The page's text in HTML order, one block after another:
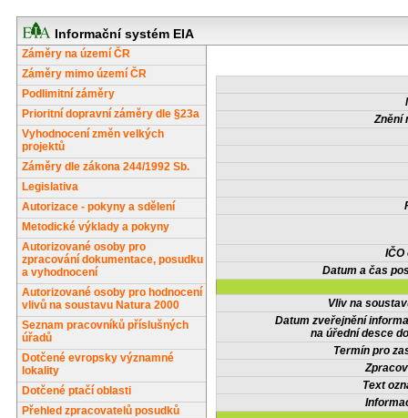
Informační systém EIA
Záměry na území ČR
Záměry mimo území ČR
Podlimitní záměry
Prioritní dopravní záměry dle §23a
Vyhodnocení změn velkých
projektů
Záměry dle zákona 244/1992 Sb.
Legislativa
Autorizace - pokyny a sdělení
Metodické výklady a pokyny
Autorizované osoby pro
zpracování dokumentace, posudku
a vyhodnocení
Autorizované osoby pro hodnocení
vlivů na soustavu Natura 2000
Seznam pracovníků příslušných
úřadů
Dotčené evropsky významné
lokality
Dotčené ptačí oblasti
Přehled zpracovatelů posudků
Znění
IČO
Datum a čas
Vliv na
Datum zveřejnění
na úřední desce
Termín pro
Text